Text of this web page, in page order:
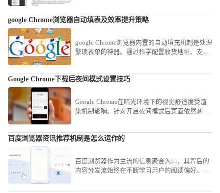
google Chrome浏览器自动填表及效率提升策略
google Chrome浏览器内置的自动填充机制是处理
繁琐表单的神器。通过科学配置收货地址、支付
工作，为您在繁忙的商务处理中节省宝贵时间。
Google Chrome下载后夜间模式设置技巧
Google Chrome在暗光环境下的视觉舒适度受渲
染机制影响。针对开启夜间模式后页面依然刺眼
交互逻辑，有效降低蓝光伤害，营造舒适的影音
百度浏览器资讯推荐机制是怎么运作的
百度浏览器作为主流的信息聚合入口，其背后的
内容分发流始终在不断学习用户的阅读偏好。我